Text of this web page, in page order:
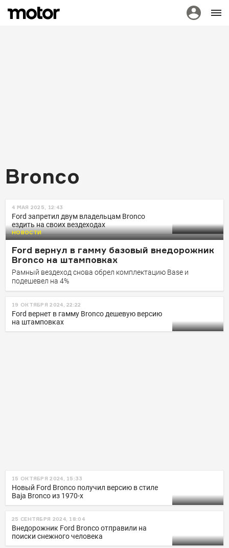
Bronco
Ford резко снизил цены
супервнедорожников Bronco
Raptor
Дисконт предложили в последний момент, и на то
есть причины
4 МАЯ 2025, 12:43
Ford запретил двум владельцам Bronco
ездить на своих вездеходах
НОВОСТИ
Ford вернул в гамму базовый внедорожник
Bronco на штамповках
Рамный вездеход снова обрел комплектацию Base и
подешевел на 4%
19 ОКТЯБРЯ 2024, 22:22
Ford вернет в гамму Bronco дешевую версию
на штамповках
15 ОКТЯБРЯ 2024, 15:33
Новый Ford Bronco получил версию в стиле
Baja Bronco из 1970-х
25 СЕНТЯБРЯ 2024, 18:04
Внедорожник Ford Bronco отправили на
поиски снежного человека